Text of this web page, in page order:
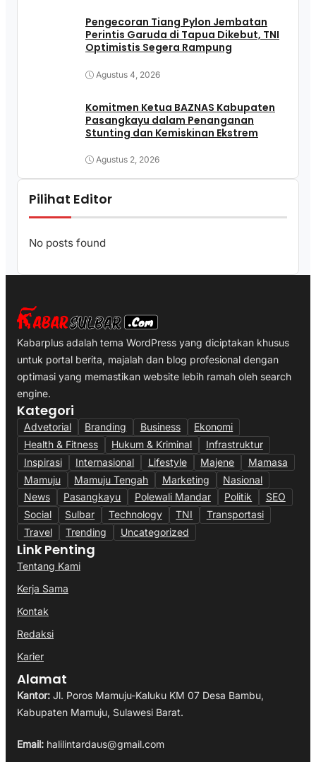
Pengecoran Tiang Pylon Jembatan
Perintis Garuda di Tapua Dikebut, TNI
Optimistis Segera Rampung
Agustus 4, 2026
Komitmen Ketua BAZNAS Kabupaten
Pasangkayu dalam Penanganan
Stunting dan Kemiskinan Ekstrem
Agustus 2, 2026
Pilihat Editor
No posts found
Kabarplus adalah tema WordPress yang diciptakan khusus
untuk portal berita, majalah dan blog profesional dengan
optimasi yang memastikan website lebih ramah oleh search
engine.
Kategori
Advetorial Branding Business
Ekonomi
Health & Fitness
Hukum & Kriminal
Infrastruktur
Inspirasi
Internasional Lifestyle Majene
Mamasa
Mamuju
Mamuju Tengah Marketing
Nasional
News
Pasangkayu Polewali Mandar Politik
SEO
Social
Sulbar Technology TNI
Transportasi
Travel
Trending Uncategorized
Link Penting
Tentang Kami
Kerja Sama
Kontak
Redaksi
Karier
Alamat
Kantor: Jl. Poros Mamuju-Kaluku KM 07 Desa Bambu,
Kabupaten Mamuju, Sulawesi Barat.
Email: halilintardaus@gmail.com